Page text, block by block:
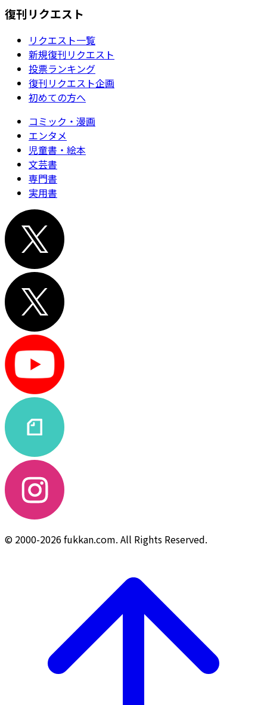
復刊リクエスト
リクエスト一覧
新規復刊リクエスト
投票ランキング
復刊リクエスト企画
初めての方へ
コミック・漫画
エンタメ
児童書・絵本
文芸書
専門書
実用書
© 2000-2026 fukkan.com. All Rights Reserved.